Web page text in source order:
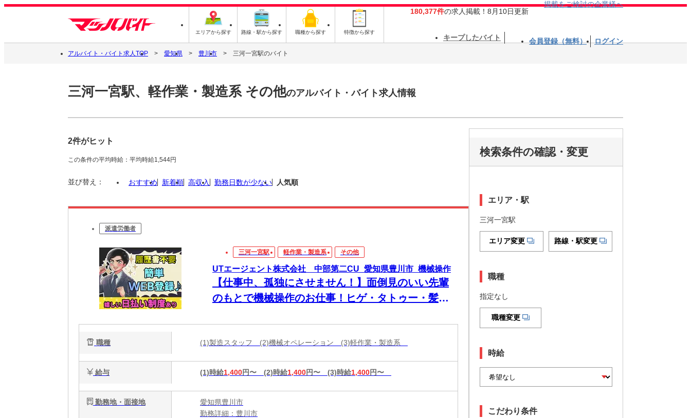
エリアから探す 路線・駅から探す 職種から探す 特徴から探す
180,377件の求人掲載！8月10日更新
掲載をご検討の企業様へ
キープしたバイト 会員登録（無料） ログイン
アルバイト・バイト求人TOP 愛知県 豊川市 三河一宮駅のバイト
三河一宮駅、軽作業・製造系 その他のアルバイト・バイト求人情報
2件がヒット
この条件の平均時給：平均時給1,544円
並び替え： おすすめ 新着順 高収入 勤務日数が少ない 人気順
派遣労働者
三河一宮駅 軽作業・製造系 その他
UTエージェント株式会社 中部第二CU_愛知県豊川市_機械操作
【仕事中、孤独にさせません！】面倒見のいい先輩
のもとで機械操作のお仕事！ヒゲ・タトゥー・髪色
職種 (1)製造スタッフ (2)機械オペレーション (3)軽作業・製造系
給与 (1)時給1,400円〜 (2)時給1,400円〜 (3)時給1,400円〜
勤務地・面接地
愛知県豊川市
勤務詳細：豊川市
検索条件の確認・変更
エリア・駅
三河一宮駅
エリア変更 路線・駅変更
職種
指定なし
職種変更
時給
こだわり条件